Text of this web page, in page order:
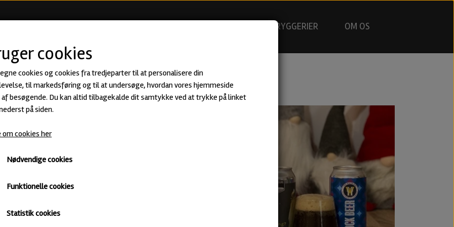
BRYGGERIER OM OS
til
og smagfuldt mad. Brune kartofler, and,
de fleste, når de skal stå for julemiddagen,
og kaffe til desserten. Jeg vil derfor gerne
maden og danne ramme for en oplevelse, som
cookies
cookies og cookies fra tredjeparter til at personalisere din
til markedsføring og til at undersøge, hvordan vores hjemmeside
af besøgende. Du kan altid tilbagekalde dit samtykke ved at trykke på linket
på siden.
cookies her
Nødvendige cookies
Funktionelle cookies
Statistik cookies